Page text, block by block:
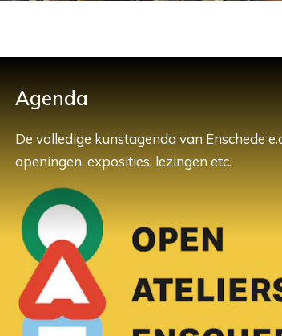
Agenda
De volledige kunstagenda van Enschede
openingen, exposities, lezingen etc.